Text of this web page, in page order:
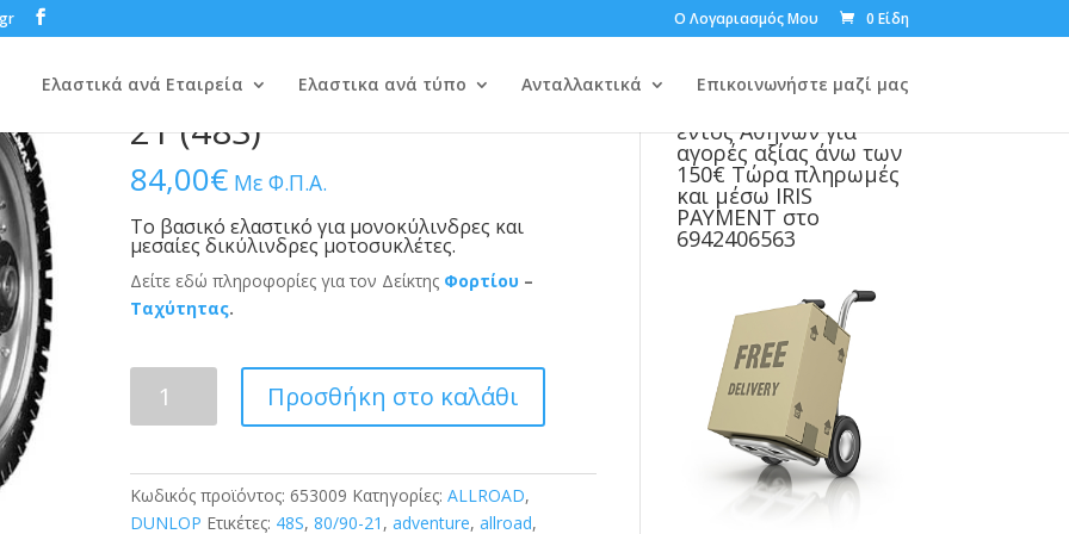
Ο Λογαριασμός Μου 0 Είδη
Ελαστικά ανά Εταιρεία Ελαστικα ανά τύπο Ανταλλακτικά Επικοινωνήστε μαζί μας
ALLROAD
DUNLOP TRAILMAX 80/90-
21 (48S)
84,00€ Με Φ.Π.Α.
Το βασικό ελαστικό για μονοκύλινδρες και
μεσαίες δικύλινδρες μοτοσυκλέτες.
Δείτε εδώ πληροφορίες για τον Δείκτης Φορτίου –
Ταχύτητας.
TRAILMAX
(48S)
ποσότητα
Προσθήκη στο καλάθι
Κωδικός προϊόντος:653009 Κατηγορίες:ALLROAD,
DUNLOP Ετικέτες: 48S,80/90-21 ,adventure,allroad,
εντός Αθηνών για
αγορές αξίας άνω των
150€ Τώρα πληρωμές
και μέσω IRIS
PAYMENT στο
6942406563